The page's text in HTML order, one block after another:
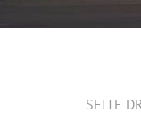
SEITE